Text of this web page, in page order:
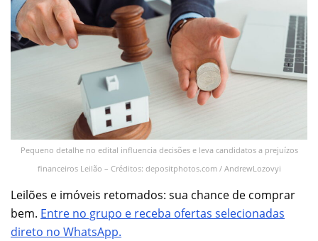
Pequeno detalhe no edital influencia decisões e leva candidatos a prejuízos
financeiros Leilão – Créditos: depositphotos.com / AndrewLozovyi
Leilões e imóveis retomados: sua chance de comprar
bem. Entre no grupo e receba ofertas selecionadas
direto no WhatsApp.